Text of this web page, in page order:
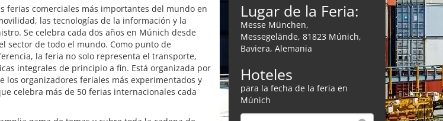
ferias comerciales más importantes del mundo en
las tecnologías de la información y la
Se celebra cada dos años en Múnich desde
sector de todo el mundo. Como punto de
la feria no solo representa el transporte,
integrales de principio a fin. Está organizada por
los organizadores feriales más experimentados y
celebra más de 50 ferias internacionales cada
Lugar de la Feria:
Messe München,
Messegelände, 81823 Múnich,
Baviera, Alemania
Hoteles
para la fecha de la feria en
Múnich